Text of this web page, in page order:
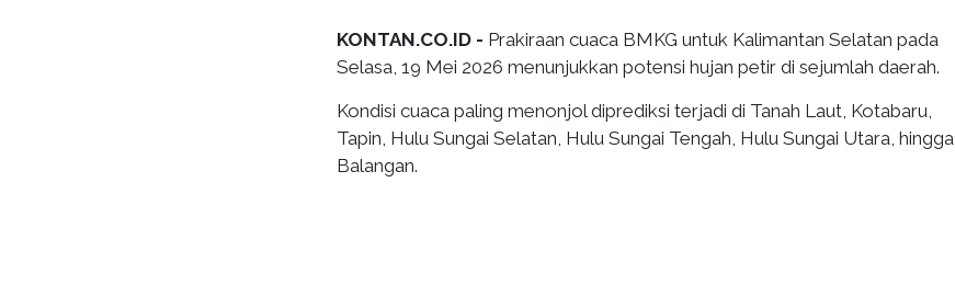
KONTAN.CO.ID - Prakiraan cuaca BMKG untuk Kalimantan Selatan pada
Selasa, 19 Mei 2026 menunjukkan potensi hujan petir di sejumlah daerah.
Kondisi cuaca paling menonjol diprediksi terjadi di Tanah Laut, Kotabaru,
Tapin, Hulu Sungai Selatan, Hulu Sungai Tengah, Hulu Sungai Utara, hingga
Balangan.